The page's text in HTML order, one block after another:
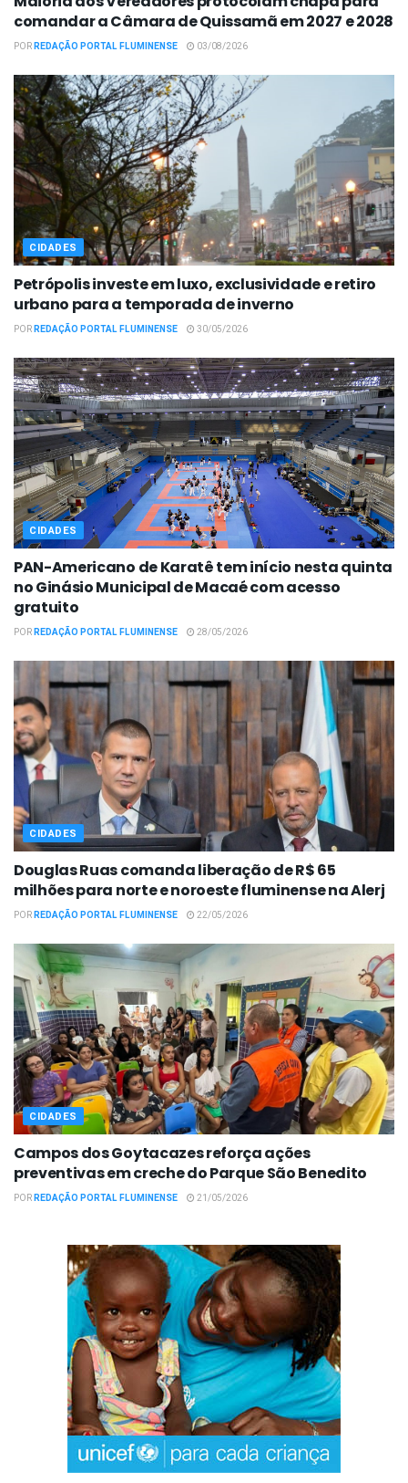
comandar a Câmara de Quissamã em 2027 e 2028
PORREDAÇÃO PORTAL FLUMINENSE 03/08/2026
CIDADES
Petrópolis investe em luxo, exclusividade e retiro
urbano para a temporada de inverno
PORREDAÇÃO PORTAL FLUMINENSE 30/05/2026
CIDADES
PAN-Americano de Karatê tem início nesta quinta
no Ginásio Municipal de Macaé com acesso
gratuito
PORREDAÇÃO PORTAL FLUMINENSE 28/05/2026
CIDADES
Douglas Ruas comanda liberação de R$ 65
milhões para norte e noroeste fluminense na Alerj
PORREDAÇÃO PORTAL FLUMINENSE 22/05/2026
CIDADES
Campos dos Goytacazes reforça ações
preventivas em creche do Parque São Benedito
PORREDAÇÃO PORTAL FLUMINENSE 21/05/2026